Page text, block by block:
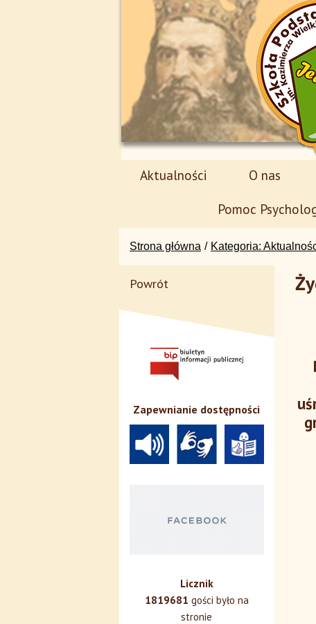
Aktualności O nas
Pomoc
Strona główna Kategoria:
Powrót
Zapewnianie dostępności
Licznik
1819681 gości było na
stronie